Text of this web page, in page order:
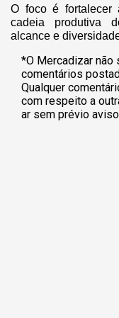
O foco é fortalecer
cadeia produtiva
alcance e
*O Mercadizar
comentários
Qualquer
com respeito a
ar sem prévio